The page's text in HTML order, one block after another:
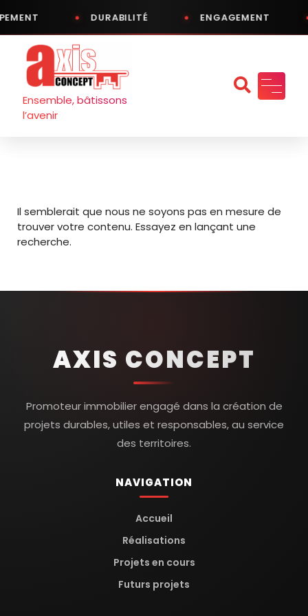
DURABILITÉ ENGAGEMENT
contenu
Ensemble, bâtissons
l’avenir
Il semblerait que nous ne soyons pas en mesure de
trouver votre contenu. Essayez en lançant une
recherche.
AXIS CONCEPT
Promoteur immobilier engagé dans la création de
projets durables, utiles et responsables, au service
des territoires.
NAVIGATION
Accueil
Réalisations
Projets en cours
Futurs projets